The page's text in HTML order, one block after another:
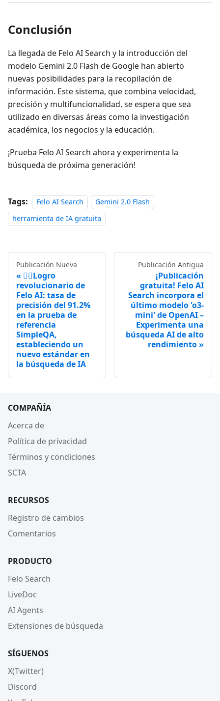
Conclusión
La llegada de Felo AI Search y la introducción del
modelo Gemini 2.0 Flash de Google han abierto
nuevas posibilidades para la recopilación de
información. Este sistema, que combina velocidad,
precisión y multifuncionalidad, se espera que sea
utilizado en diversas áreas como la investigación
académica, los negocios y la educación.
¡Prueba Felo AI Search ahora y experimenta la
búsqueda de próxima generación!
Tags: Felo AI Search
Gemini 2.0 Flash
herramienta de IA gratuita
Publicación Nueva
🙆‍♀️Logro
revolucionario de
Felo AI: tasa de
precisión del 91.2%
en la prueba de
referencia
SimpleQA,
estableciendo un
nuevo estándar en
la búsqueda de IA
Publicación Antigua
¡Publicación
gratuita! Felo AI
Search incorpora el
último modelo 'o3-
mini' de OpenAI –
Experimenta una
búsqueda AI de alto
rendimiento
COMPAÑÍA
Acerca de
Política de privacidad
Términos y condiciones
SCTA
RECURSOS
Registro de cambios
Comentarios
PRODUCTO
Felo Search
LiveDoc
AI Agents
Extensiones de búsqueda
SÍGUENOS
X(Twitter)
Discord